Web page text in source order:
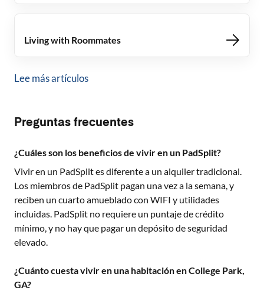
Living with Roommates
Lee más artículos
Preguntas frecuentes
¿Cuáles son los beneficios de vivir en un PadSplit?
Vivir en un PadSplit es diferente a un alquiler tradicional.
Los miembros de PadSplit pagan una vez a la semana, y
reciben un cuarto amueblado con WIFI y utilidades
incluidas. PadSplit no requiere un puntaje de crédito
mínimo, y no hay que pagar un depósito de seguridad
elevado.
¿Cuánto cuesta vivir en una habitación en College Park,
GA?